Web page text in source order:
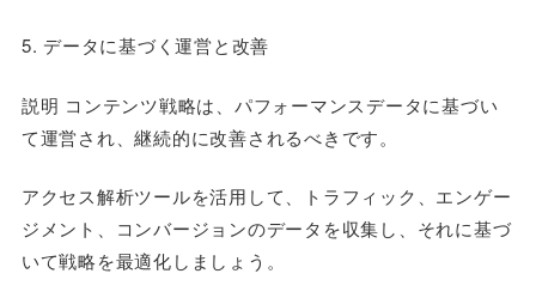
5. データに基づく運営と改善
説明 コンテンツ戦略は、パフォーマンスデータに基づい
て運営され、継続的に改善されるべきです。
アクセス解析ツールを活用して、トラフィック、エンゲー
ジメント、コンバージョンのデータを収集し、それに基づ
いて戦略を最適化しましょう。